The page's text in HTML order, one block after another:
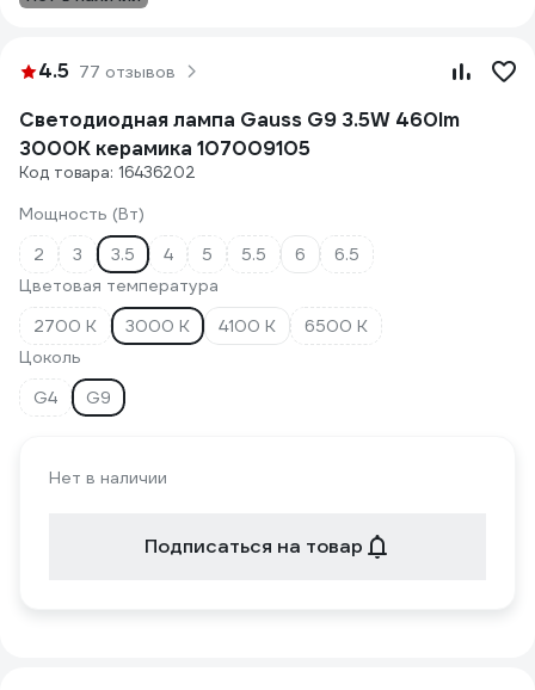
4.5 77 отзывов
Светодиодная лампа Gauss G9 3.5W 460lm
3000K керамика 107009105
Код товара: 16436202
Мощность (Вт)
2
3 3.5 4 5 5.5 6
6.5
Цветовая температура
2700 К
3000 К 4100 К
6500 К
Цоколь
G4
G9
Нет в наличии
Подписаться на товар